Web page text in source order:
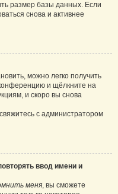
размер базы данных. Если
снова и активнее
можно легко получить
и щёлкните на
и скоро вы снова
с администратором
ввод имени и
меня, вы сможете